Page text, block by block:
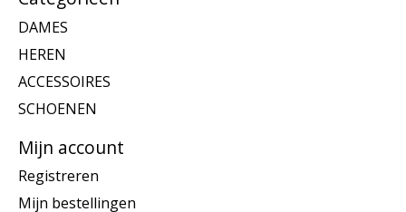
DAMES
HEREN
ACCESSOIRES
SCHOENEN
Mijn account
Registreren
Mijn bestellingen